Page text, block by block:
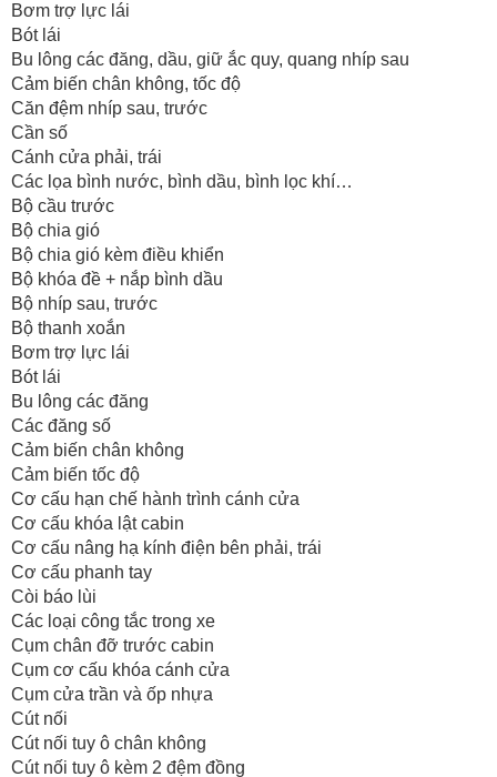
Bơm trợ lực lái
Bót lái
Bu lông các đăng, dầu, giữ ắc quy, quang nhíp sau
Cảm biến chân không, tốc độ
Căn đệm nhíp sau, trước
Cần số
Cánh cửa phải, trái
Các lọa bình nước, bình dầu, bình lọc khí…
Bộ cầu trước
Bộ chia gió
Bộ chia gió kèm điều khiển
Bộ khóa đề + nắp bình dầu
Bộ nhíp sau, trước
Bộ thanh xoắn
Bơm trợ lực lái
Bót lái
Bu lông các đăng
Các đăng số
Cảm biến chân không
Cảm biến tốc độ
Cơ cấu hạn chế hành trình cánh cửa
Cơ cấu khóa lật cabin
Cơ cấu nâng hạ kính điện bên phải, trái
Cơ cấu phanh tay
Còi báo lùi
Các loại công tắc trong xe
Cụm chân đỡ trước cabin
Cụm cơ cấu khóa cánh cửa
Cụm cửa trần và ốp nhựa
Cút nối
Cút nối tuy ô chân không
Cút nối tuy ô kèm 2 đệm đồng